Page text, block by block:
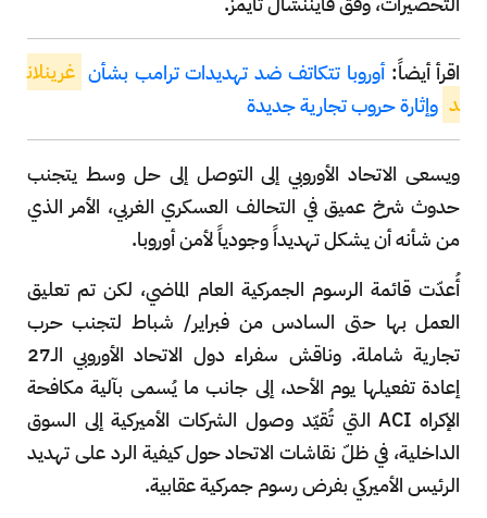
اقرأ أيضاً:أوروبا تتكاتف ضد تهديدات ترامب بشأن غرينلان
د وإثارة حروب تجارية جديدة
ويسعى الاتحاد الأوروبي إلى التوصل إلى حل وسط يتجنب
حدوث شرخ عميق في التحالف العسكري الغربي، الأمر الذي
من شأنه أن يشكل تهديداً وجودياً لأمن أوروبا.
أُعدّت قائمة الرسوم الجمركية العام الماضي، لكن تم تعليق
العمل بها حتى السادس من فبراير/ شباط لتجنب حرب
تجارية شاملة. وناقش سفراء دول الاتحاد الأوروبي الـ27
إعادة تفعيلها يوم الأحد، إلى جانب ما يُسمى بآلية مكافحة
الإكراه ACI التي تُقيّد وصول الشركات الأميركية إلى السوق
الداخلية، في ظلّ نقاشات الاتحاد حول كيفية الرد على تهديد
الرئيس الأميركي بفرض رسوم جمركية عقابية.